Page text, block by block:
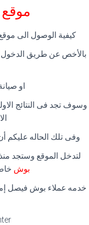
كيفية الوصول الى
بالأخص عن طريق الدخول
او
وسوف تجد فى النتائج
وفى تلك الحاله عليكم
لتدخل الموقع وستجد
بوش
خدمه عملاء بوش فيصل